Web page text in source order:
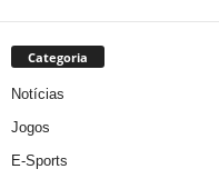
Categoria
Notícias
Jogos
E-Sports